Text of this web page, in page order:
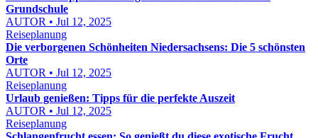
Grundschule
AUTOR • Jul 12, 2025
Reiseplanung
Die verborgenen Schönheiten Niedersachsens: Die 5 schönsten
Orte
AUTOR • Jul 12, 2025
Reiseplanung
Urlaub genießen: Tipps für die perfekte Auszeit
AUTOR • Jul 12, 2025
Reiseplanung